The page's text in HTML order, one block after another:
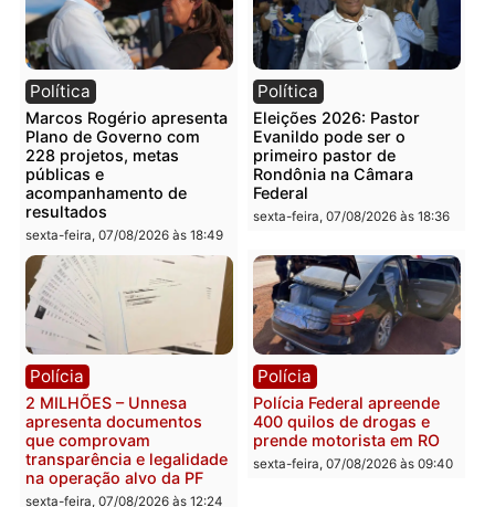
Categorias
Política
Você também vai querer ler...
Política
Marcos Rogério apresenta
Plano de Governo com
228 projetos, metas
públicas e
acompanhamento de
resultados
sexta-feira, 07/08/2026 às 18:49
Política
Eleições 2026: Pastor
Evanildo pode ser o
primeiro pastor de
Rondônia na Câmara
Federal
sexta-feira, 07/08/2026 às